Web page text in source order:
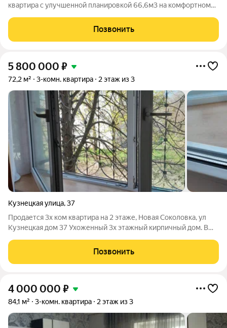
квартира с улучшенной планировкой 66,6м3 на комфортном
изолированные спальни, зал, коридор, кухня 12м2,
застеклённая лоджия,
Позвонить
5 800 000 ₽
72,2 м² 3-комн. квартира 2 этаж из 3
Кузнецкая улица,37
Продается 3х ком квартира на 2 этаже, Новая Соколовка, ул
Кузнецкая дом 37 Ухоженный 3х этажный кирпичный дом. В
комнаты раздельные 17.3 +16.8 +14,5 Квартира находится в
среднем подъезде, в
Позвонить
4 000 000 ₽
84,1 м² 3-комн. квартира 2 этаж из 3